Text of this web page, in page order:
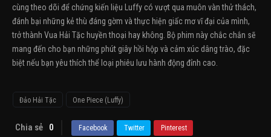
cùng theo dõi để chứng kiến liệu Luffy có vượt qua muôn vàn thử thách,
đánh bại những kẻ thù đáng gờm và thực hiện giấc mơ vĩ đại của mình,
trở thành Vua Hải Tặc huyền thoại hay không. Bộ phim này chắc chắn sẽ
mang đến cho bạn những phút giây hồi hộp và cảm xúc dâng trào, đặc
biệt nếu bạn yêu thích thể loại phiêu lưu hành động đỉnh cao.
Đảo Hải Tặc One Piece (Luffy)
Chia sẻ 0 Facebook Twitter Pinterest